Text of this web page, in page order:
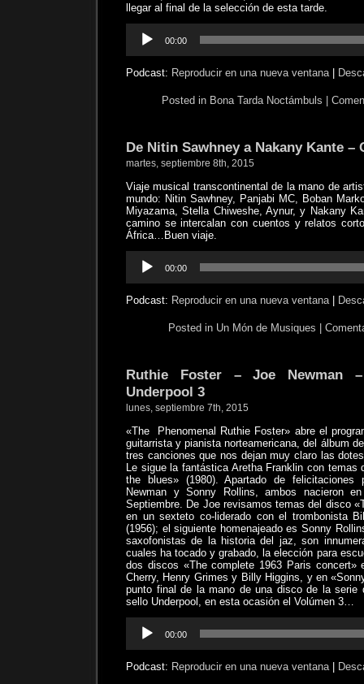
llegar al final de la selección de esta tarde.
audio
00:00
Podcast: Reproducir en una nueva ventana|
Posted in Bona Tarda Noctámbuls
De Nitin Sawhney a Nakany Kante –
martes, septiembre 8th, 2015
Viaje musical transcontinental de la mano de
mundo: Nitin Sawhney, Panjabi MC, Boban
Miyazama, Stella Chiweshe, Aynur, y Nakany
camino se intercalan con cuentos y relatos
África…Buen viaje.
audio
00:00
Podcast: Reproducir en una nueva ventana|
Posted in Un Món de Musiques
Ruthie Foster – Joe Newman
Underpool 3
lunes, septiembre 7th, 2015
«The
Phenomenal Ruthie Foster» abre el
guitarrista y pianista norteamericana, del álbum
tres canciones que nos dejan muy claro las
Le sigue la fantástica Aretha Franklin con temas
the blues» (1980). Apartado de felicitaciones
Newman y Sonny Rollins, ambos nacieron
Septiembre. De Joe revisamos temas del disco
en un sexteto co-liderado con el trombonista
(1956); el siguiente homenajeado es Sonny
saxofonistas de la historia del jaz, son
cuales ha tocado y grabado, la elección para
dos discos «The complete 1963 Paris concert»
Cherry, Henry Grimes y Billy Higgins, y en
punto final de la mano de una disco de la serie
sello Underpool, en esta ocasión el Volúmen 3…
audio
00:00
Podcast: Reproducir en una nueva ventana|